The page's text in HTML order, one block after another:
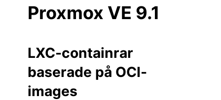
Proxmox VE 9.1
LXC-containrar
baserade på OCI-
images